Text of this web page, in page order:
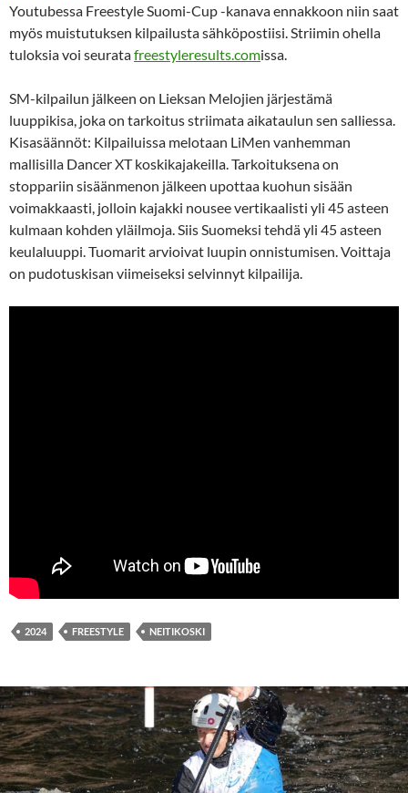
Youtubessa Freestyle Suomi-Cup -kanava ennakkoon niin saat
myös muistutuksen kilpailusta sähköpostiisi. Striimin ohella
tuloksia voi seuratafreestyleresults.comissa.
SM-kilpailun jälkeen on Lieksan Melojien järjestämä
luuppikisa, joka on tarkoitus striimata aikataulun sen salliessa.
Kisasäännöt: Kilpailuissa melotaan LiMen vanhemman
mallisilla Dancer XT koskikajakeilla. Tarkoituksena on
stoppariin sisäänmenon jälkeen upottaa kuohun sisään
voimakkaasti, jolloin kajakki nousee vertikaalisti yli 45 asteen
kulmaan kohden yläilmoja. Siis Suomeksi tehdä yli 45 asteen
keulaluuppi. Tuomarit arvioivat luupin onnistumisen. Voittaja
on pudotuskisan viimeiseksi selvinnyt kilpailija.
2024 FREESTYLE NEITIKOSKI